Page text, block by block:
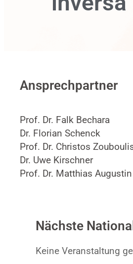
Ansprechpartner
Prof. Dr. Falk Bechara
Dr. Florian Schenck
Prof. Dr. Christos
Dr. Uwe Kirschner
Prof. Dr. Matthias Augustin
Nächste
Keine Veranstaltung